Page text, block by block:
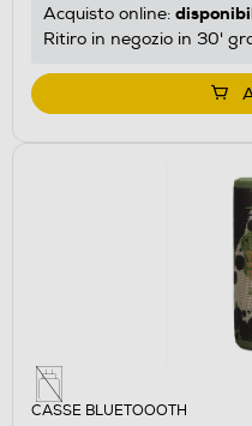
Acquisto online:
Ritiro in negozio in 30'
CASSE BLUETOOOTH